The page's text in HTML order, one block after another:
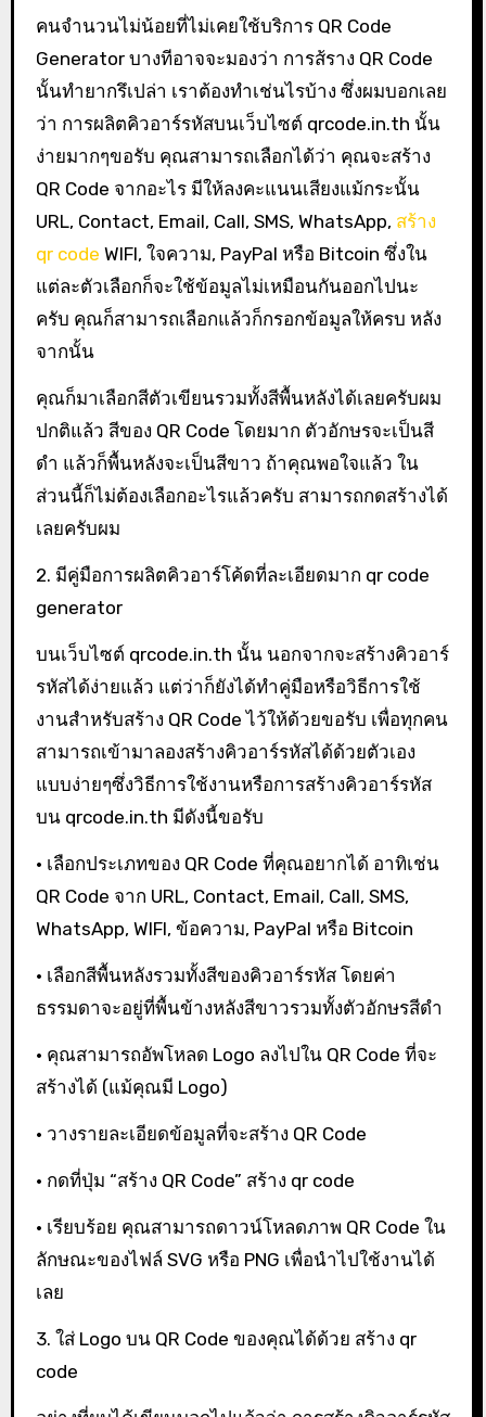
คนจำนวนไม่น้อยที่ไม่เคยใช้บริการ QR Code
Generator บางทีอาจจะมองว่า การส้ราง QR Code
นั้นทำยากรึเปล่า เราต้องทำเช่นไรบ้าง ซึ่งผมบอกเลย
ว่า การผลิตคิวอาร์รหัสบนเว็บไซต์ qrcode.in.th นั้น
ง่ายมากๆขอรับ คุณสามารถเลือกได้ว่า คุณจะสร้าง
QR Code จากอะไร มีให้ลงคะแนนเสียงแม้กระนั้น
URL, Contact, Email, Call, SMS, WhatsApp, สร้าง
qr code WIFI, ใจความ, PayPal หรือ Bitcoin ซึ่งใน
แต่ละตัวเลือกก็จะใช้ข้อมูลไม่เหมือนกันออกไปนะ
ครับ คุณก็สามารถเลือกแล้วก็กรอกข้อมูลให้ครบ หลัง
จากนั้น
คุณก็มาเลือกสีตัวเขียนรวมทั้งสีพื้นหลังได้เลยครับผม
ปกติแล้ว สีของ QR Code โดยมาก ตัวอักษรจะเป็นสี
ดำ แล้วก็พื้นหลังจะเป็นสีขาว ถ้าคุณพอใจแล้ว ใน
ส่วนนี้ก็ไม่ต้องเลือกอะไรแล้วครับ สามารถกดสร้างได้
เลยครับผม
2. มีคู่มือการผลิตคิวอาร์โค้ดที่ละเอียดมาก qr code
generator
บนเว็บไซต์ qrcode.in.th นั้น นอกจากจะสร้างคิวอาร์
รหัสได้ง่ายแล้ว แต่ว่าก็ยังได้ทำคู่มือหรือวิธีการใช้
งานสำหรับสร้าง QR Code ไว้ให้ด้วยขอรับ เพื่อทุกคน
สามารถเข้ามาลองสร้างคิวอาร์รหัสได้ด้วยตัวเอง
แบบง่ายๆซึ่งวิธีการใช้งานหรือการสร้างคิวอาร์รหัส
บน qrcode.in.th มีดังนี้ขอรับ
• เลือกประเภทของ QR Code ที่คุณอยากได้ อาทิเช่น
QR Code จาก URL, Contact, Email, Call, SMS,
WhatsApp, WIFI, ข้อความ, PayPal หรือ Bitcoin
• เลือกสีพื้นหลังรวมทั้งสีของคิวอาร์รหัส โดยค่า
ธรรมดาจะอยู่ที่พื้นข้างหลังสีขาวรวมทั้งตัวอักษรสีดำ
• คุณสามารถอัพโหลด Logo ลงไปใน QR Code ที่จะ
สร้างได้ (แม้คุณมี Logo)
• วางรายละเอียดข้อมูลที่จะสร้าง QR Code
• กดที่ปุ่ม “สร้าง QR Code” สร้าง qr code
• เรียบร้อย คุณสามารถดาวน์โหลดภาพ QR Code ใน
ลักษณะของไฟล์ SVG หรือ PNG เพื่อนำไปใช้งานได้
เลย
3. ใส่ Logo บน QR Code ของคุณได้ด้วย สร้าง qr
code